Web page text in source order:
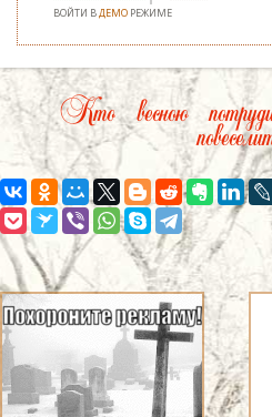
ВОЙТИ ВДЕМО РЕЖИМЕ
Кто весною